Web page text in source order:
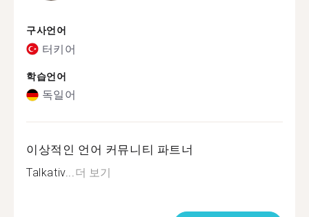
구사언어
터키어
학습언어
독일어
이상적인 언어 커뮤니티 파트너
Talkativ...더 보기